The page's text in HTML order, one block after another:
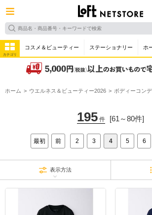
カテゴリ
コスメ＆ビューティー ステーショナリー ホ
ホーム ウエルネス＆ビューティー2026 ボディーコン
195 件 [61～80件]
最初 前 2 3 4 5 6
表示方法